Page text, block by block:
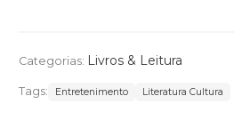
Categorias: Livros & Leitura
Tags: Entretenimento Literatura Cultura